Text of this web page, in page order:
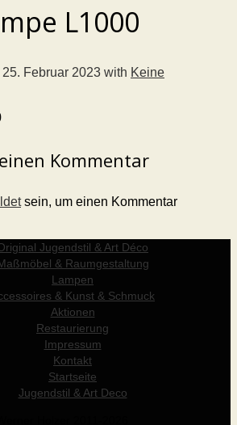
L1000
25. Februar 2023 with Keine
Kommentar
sein, um einen Kommentar
Jugendstil & Art Déco
& Raumgestaltung
Lampen
& Kunst & Schmuck
Aktionen
Restaurierung
Impressum
Kontakt
Startseite
Jugendstil & Art Deco